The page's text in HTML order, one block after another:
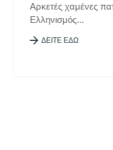
Αρκετές χαμένες
Ελληνισμός...
ΔΕΙΤΕ ΕΔΩ